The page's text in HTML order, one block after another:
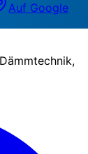
Auf Google